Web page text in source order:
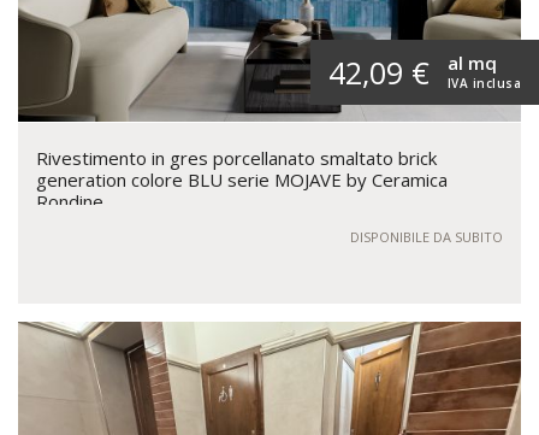
42,09 € IVA inclusa
al mq
Rivestimento in gres porcellanato smaltato brick
generation colore BLU serie MOJAVE by Ceramica
Rondine
DISPONIBILE DA SUBITO